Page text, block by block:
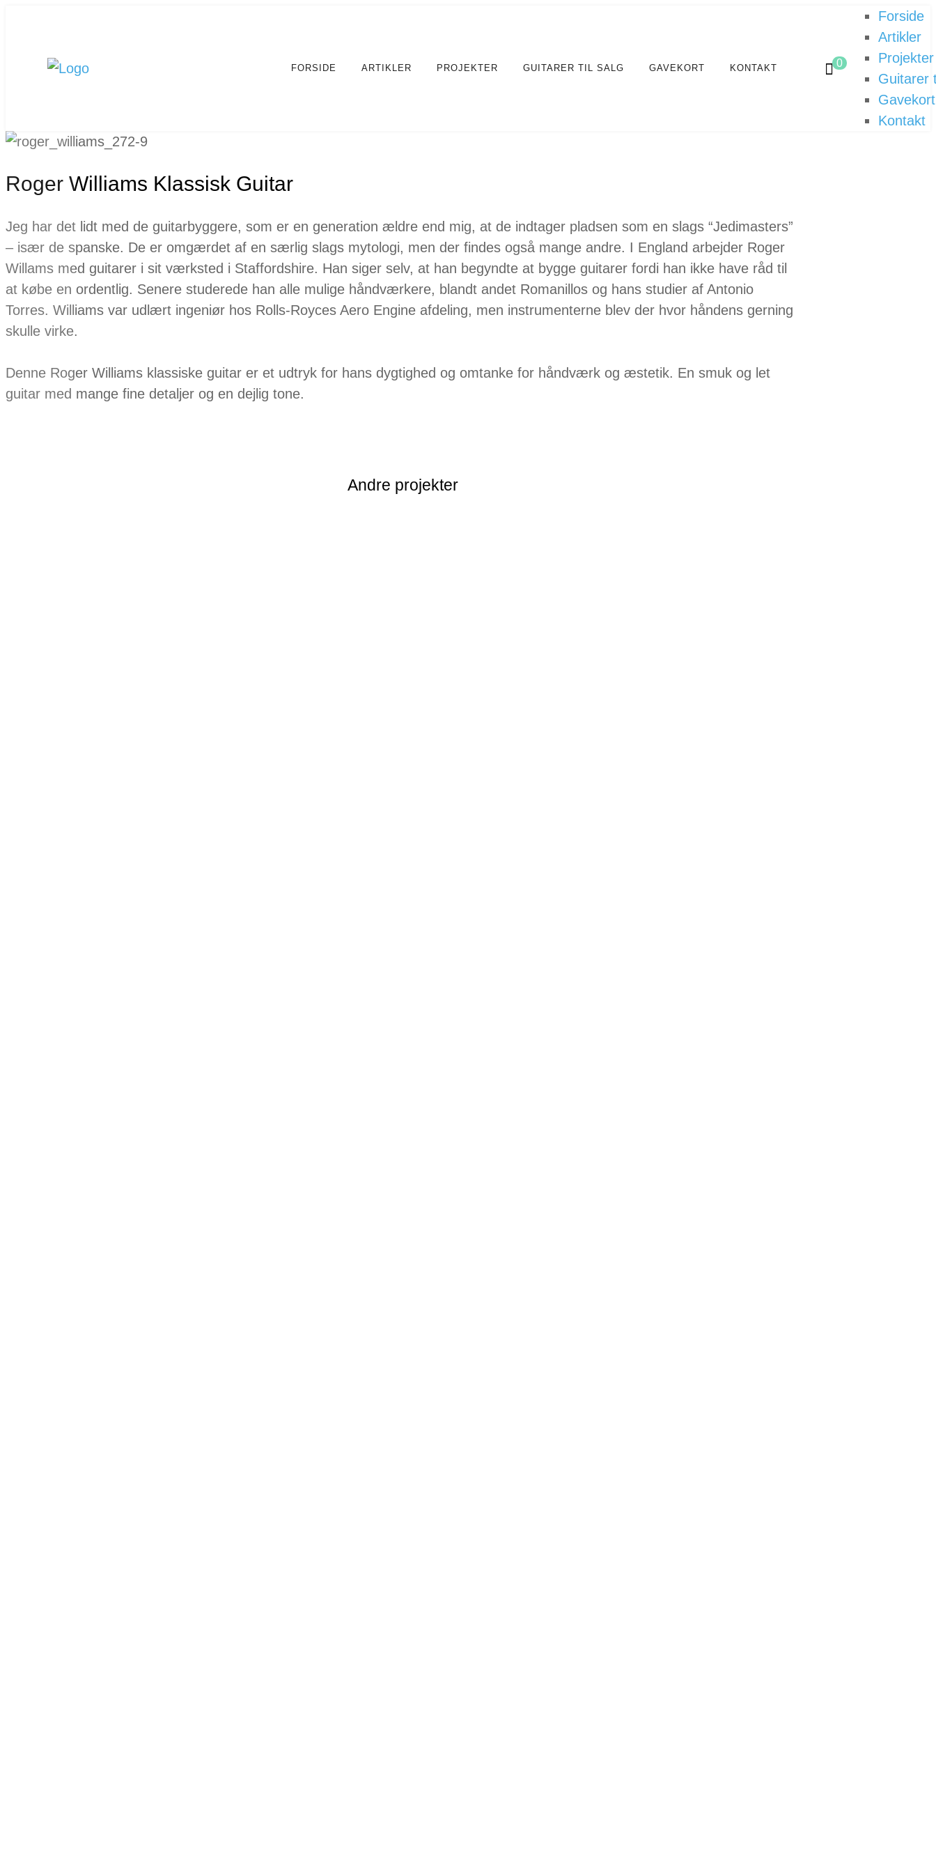
FORSIDE ARTIKLER PROJEKTER GUITARER TIL SALG GAVEKORT KONTAKT 0
Forside
Artikler
Projekter
Guitarer
Gavekort
Kontakt
Roger Williams Klassisk Guitar
Jeg har det lidt med de guitarbyggere, som er en generation ældre end mig, at de indtager pladsen som en slags “Jedimasters”
– især de spanske. De er omgærdet af en særlig slags mytologi, men der findes også mange andre. I England arbejder Roger
Willams med guitarer i sit værksted i Staffordshire. Han siger selv, at han begyndte at bygge guitarer fordi han ikke have råd til
at købe en ordentlig. Senere studerede han alle mulige håndværkere, blandt andet Romanillos og hans studier af Antonio
Torres. Williams var udlært ingeniør hos Rolls-Royces Aero Engine afdeling, men instrumenterne blev der hvor håndens gerning
skulle virke.
Denne Roger Williams klassiske guitar er et udtryk for hans dygtighed og omtanke for håndværk og æstetik. En smuk og let
guitar med mange fine detaljer og en dejlig tone.
Andre projekter